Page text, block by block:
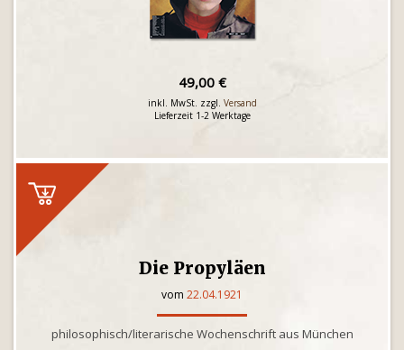
49,00 €
inkl. MwSt. zzgl. Versand
Lieferzeit 1-2 Werktage
Die Propyläen
vom 22.04.1921
philosophisch/literarische Wochenschrift aus München